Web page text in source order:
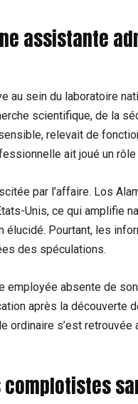
assistante
au sein du laboratoire
scientifique, de la
relevait de
ait joué un
par l’affaire. Los
Unis, ce qui amplifie
élucidé. Pourtant, les
des spéculations.
absente de
après la découverte
ordinaire s’est retrouvée